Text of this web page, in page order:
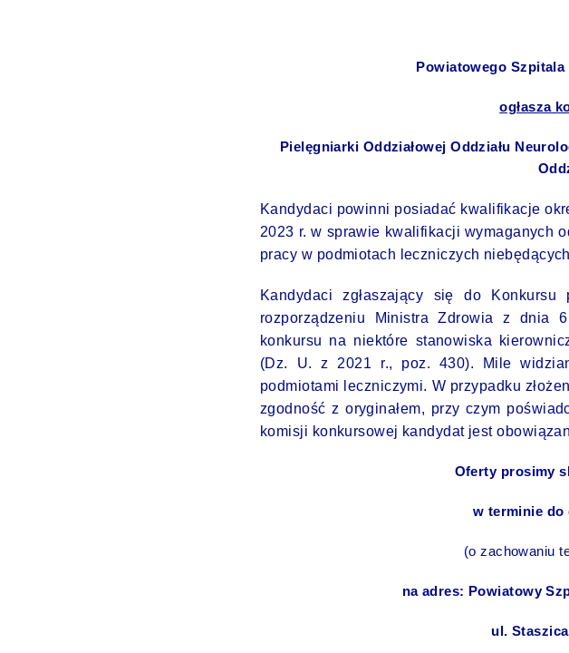
Powiatowego
ogłasza
Pielęgniarki Oddziałowej Oddziału
Kandydaci powinni posiadać kwalifikacje
2023 r. w sprawie kwalifikacji wymaganych
pracy w podmiotach leczniczych
Kandydaci zgłaszający się do
rozporządzeniu Ministra Zdrowia z dnia
konkursu na niektóre stanowiska
(Dz. U. z 2021 r., poz. 430). Mile
podmiotami leczniczymi. W przypadku
zgodność z oryginałem, przy czym
komisji konkursowej kandydat jest
Oferty prosimy
w terminie do
(o zachowaniu
na adres: Powiatowy
ul.